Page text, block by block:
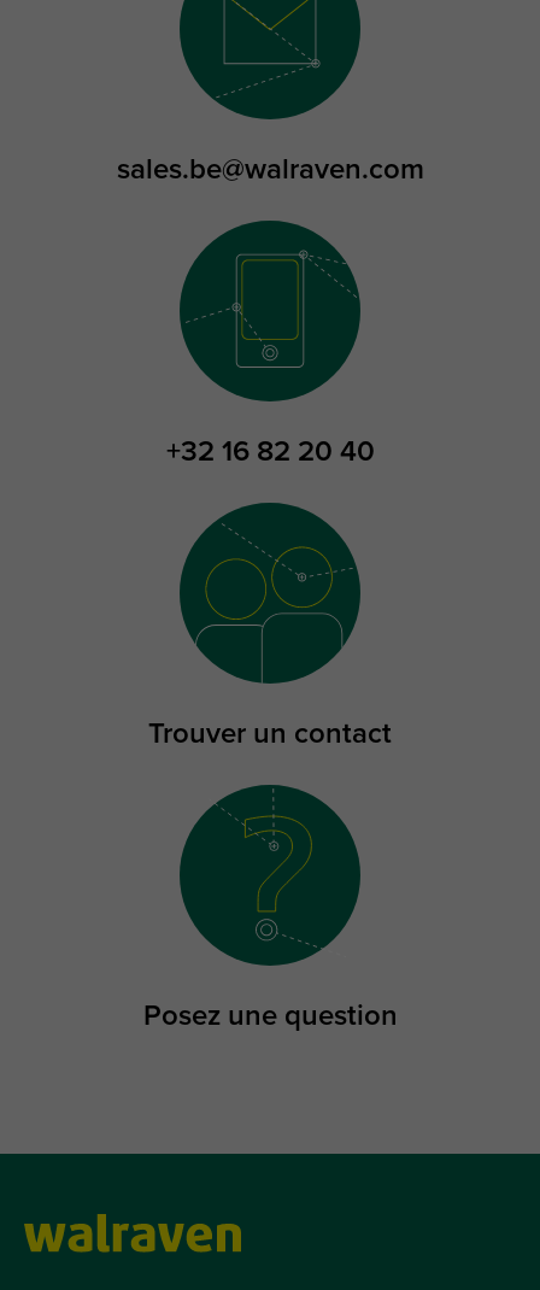
sales.be@walraven.com
+32 16 82 20 40
Trouver un contact
Posez une question